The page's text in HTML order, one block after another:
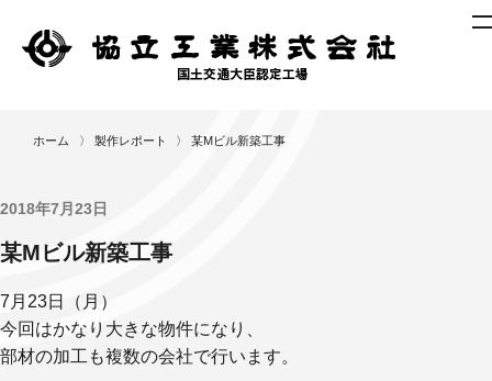
ス
作
ポ
ー
ト
ホーム 〉 製作レポート 〉 某Mビル新築工事
2018年7月23日
某Mビル新築工事
7月23日（月）
今回はかなり大きな物件になり、
部材の加工も複数の会社で行います。